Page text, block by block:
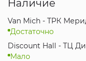
Наличие
Van Mich - ТРК
Достаточно
Discount Hall - ТЦ
Мало